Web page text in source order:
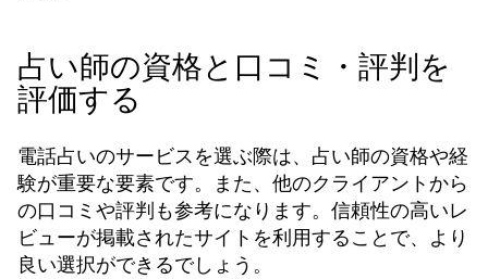
占い師の資格と口コミ・評判を
評価する
電話占いのサービスを選ぶ際は、占い師の資格や経
験が重要な要素です。また、他のクライアントから
の口コミや評判も参考になります。信頼性の高いレ
ビューが掲載されたサイトを利用することで、より
良い選択ができるでしょう。